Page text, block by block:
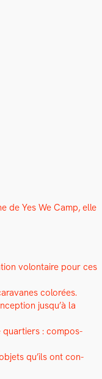
de Yes We Camp, elle
volon­taire pour ces
col­orées.
jusqu’à la
quartiers : com­pos­
qu’ils ont con­